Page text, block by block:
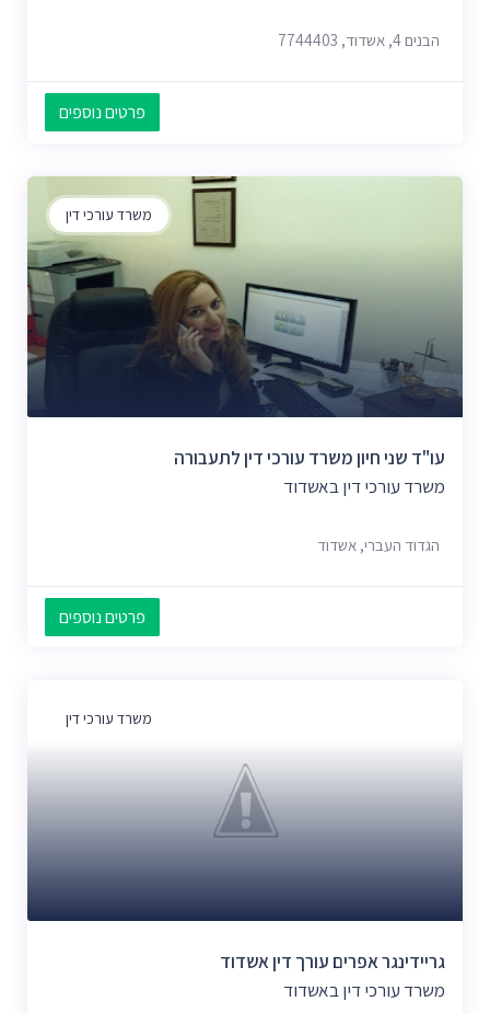
הבנים 4, אשדוד, 7744403
פרטים נוספים
משרד עורכי דין
עו"ד שני חיון משרד עורכי דין לתעבורה
משרד עורכי דין באשדוד
הגדוד העברי, אשדוד
פרטים נוספים
משרד עורכי דין
גריידינגר אפרים עורך דין אשדוד
משרד עורכי דין באשדוד